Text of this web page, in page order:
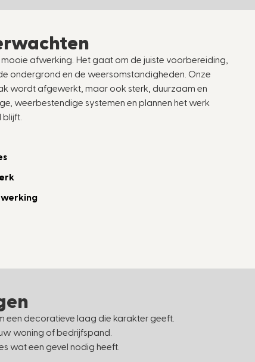
afwerking. Het gaat om de juiste voorbereiding,
ondergrond en de weersomstandigheden. Onze
wordt afgewerkt, maar ook sterk, duurzaam en
weerbestendige systemen en plannen het werk
een decoratieve laag die karakter geeft.
woning of bedrijfspand.
wat een gevel nodig heeft.